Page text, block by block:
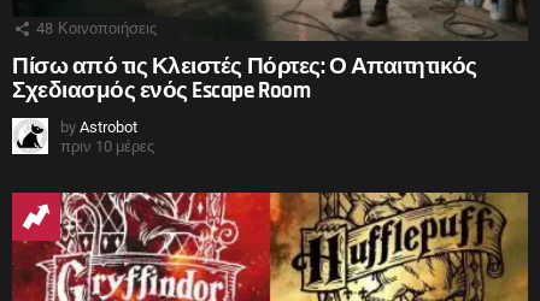
48 Κοινοποιήσεις
Πίσω από τις Κλειστές Πόρτες: Ο Απαιτητικός
Σχεδιασμός ενός Escape Room
by Astrobot
πριν 10 μέρες